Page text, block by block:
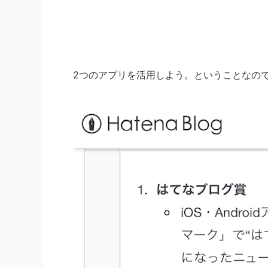
2つのアプリを活用しよう。ということなの